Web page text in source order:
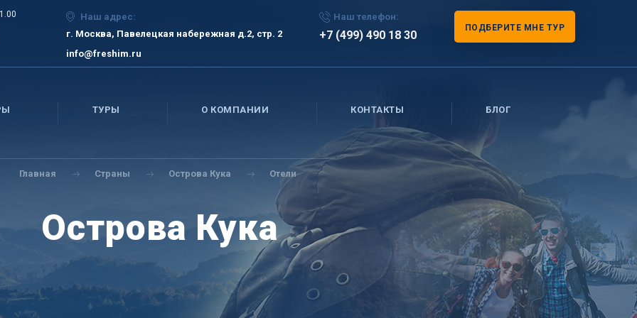
Наш адрес:
г. Москва, Павелецкая набережная д.2, стр. 2
info@freshim.ru
Наш телефон:
+7 (499) 490 18 30
ПОДБЕРИТЕ МНЕ ТУР
ТУРЫ О КОМПАНИИ КОНТАКТЫ БЛОГ
Главная Страны Острова Кука Отели
Острова Кука